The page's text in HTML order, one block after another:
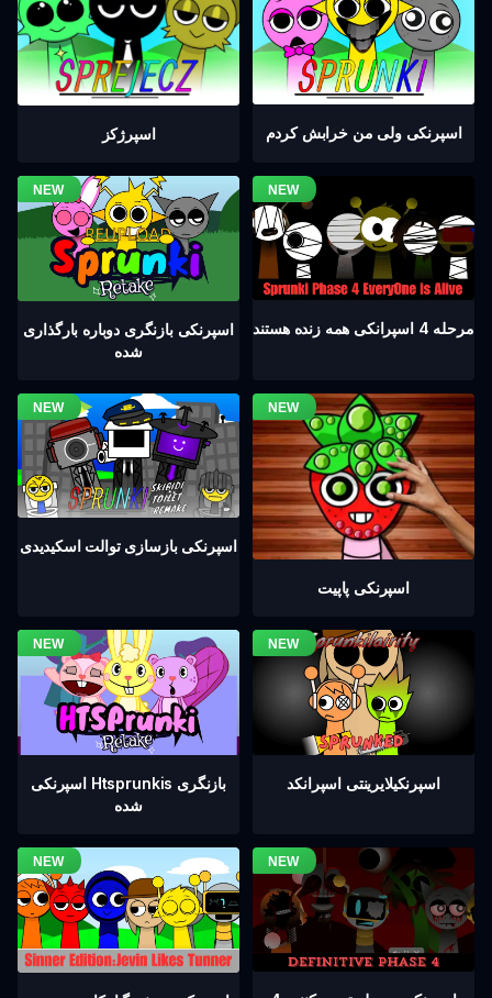
اسپرژکز اسپرنکی ولی من خرابش کردم
اسپرنکی بازنگری دوباره بارگذاری
شده
مرحله 4 اسپرانکی همه زنده هستند
اسپرنکی بازسازی توالت اسکیدیدی
اسپرنکی پاپیت
اسپرنکی Htsprunkis بازنگری
شده
اسپرنکیلایرینتی اسپرانکد